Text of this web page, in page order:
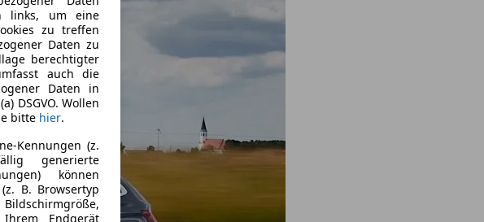
links, um eine
zu treffen
Daten zu
berechtigter
auch die
Daten in
DSGVO. Wollen
bitte hier.
Kennungen (z.
generierte
können
B. Browsertyp
Endgerät